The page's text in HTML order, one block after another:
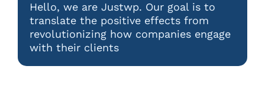
Hello, we are Justwp. Our goal is to
translate the positive effects from
revolutionizing how companies engage
with their clients